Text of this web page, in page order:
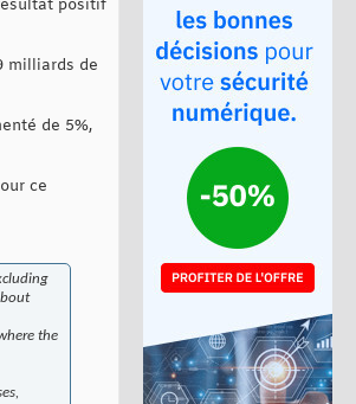
positif
milliards de
de 5%,
ce
the